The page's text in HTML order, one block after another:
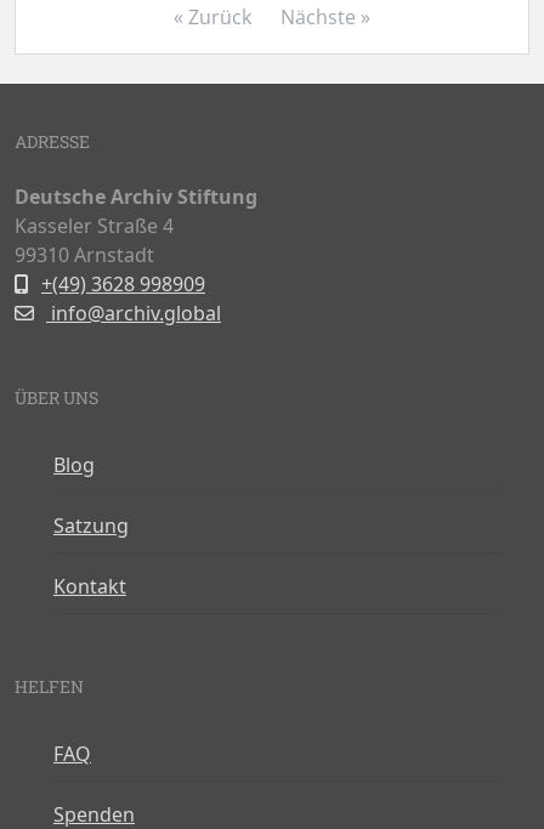
« Zurück Nächste »
ADRESSE
Deutsche Archiv Stiftung
Kasseler Straße 4
99310 Arnstadt
+(49) 3628 998909
info@archiv.global
ÜBER UNS
Blog
Satzung
Kontakt
HELFEN
FAQ
Spenden